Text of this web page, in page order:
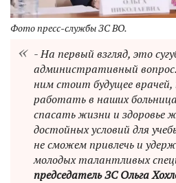
Фото пресс-службы ЗС ВО.
- На первый взгляд, это
административный
ним стоит будущее
работать в наших
спасать жизни и здоровье
достойных условий для
не сможем привлечь и
молодых талантливых
председатель ЗС Ольга